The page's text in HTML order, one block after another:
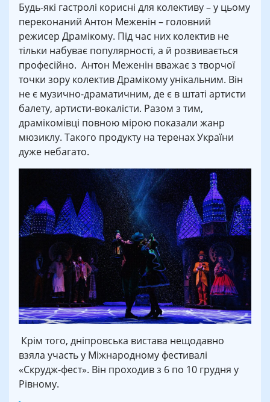
Будь-які гастролі корисні для колективу – у цьому
переконаний Антон Меженін – головний
режисер Драмікому. Під час них колектив не
тільки набуває популярності, а й розвивається
професійно. Антон Меженін вважає з творчої
точки зору колектив Драмікому унікальним. Він
не є музично-драматичним, де є в штаті артисти
балету, артисти-вокалісти. Разом з тим,
драмікомівці повною мірою показали жанр
мюзиклу. Такого продукту на теренах України
дуже небагато.
Крім того, дніпровська вистава нещодавно
взяла участь у Міжнародному фестивалі
«Скрудж-фест». Він проходив з 6 по 10 грудня у
Рівному.